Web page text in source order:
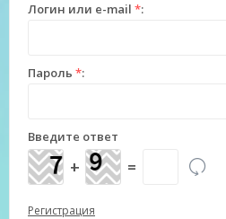
Логин или e-mail *:
Пароль *:
Введите ответ
+ =
Регистрация